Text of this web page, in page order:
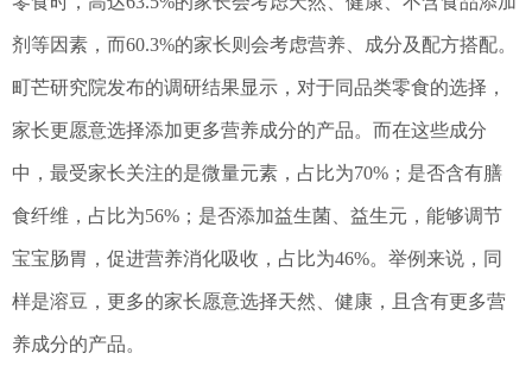
剂等因素，而60.3%的家长则会考虑营养、成分及配方搭配。
町芒研究院发布的调研结果显示，对于同品类零食的选择，
家长更愿意选择添加更多营养成分的产品。而在这些成分
中，最受家长关注的是微量元素，占比为70%；是否含有膳
食纤维，占比为56%；是否添加益生菌、益生元，能够调节
宝宝肠胃，促进营养消化吸收，占比为46%。举例来说，同
样是溶豆，更多的家长愿意选择天然、健康，且含有更多营
养成分的产品。